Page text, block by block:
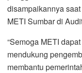
disampaikannya
METI Sumbar di
“Semoga METI
mendukung
membantu